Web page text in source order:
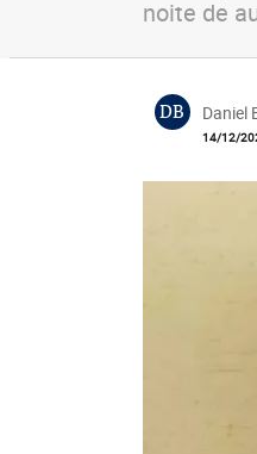
noite de
DB Daniel
14/12/